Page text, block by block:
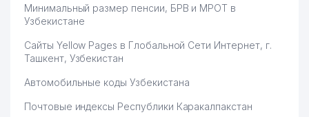
Минимальный размер пенсии, БРВ и МРОТ в
Узбекистане
Сайты Yellow Pages в Глобальной Сети Интернет, г.
Ташкент, Узбекистан
Автомобильные коды Узбекистана
Почтовые индексы Республики Каракалпакстан